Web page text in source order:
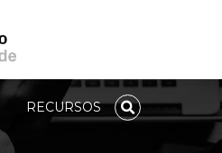
RECURSOS TOGGLE